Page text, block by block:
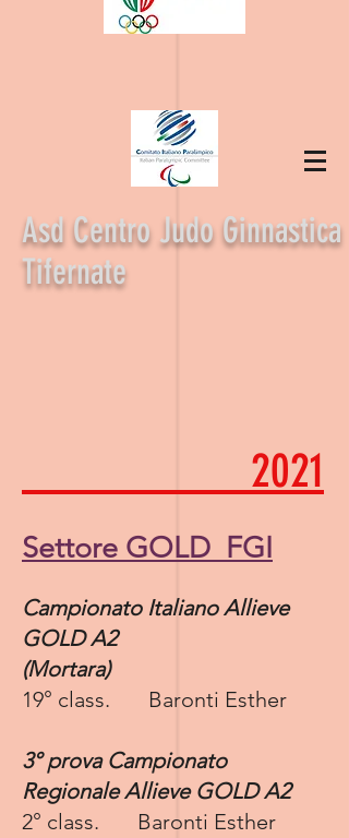
Asd Centro Judo Ginnastica
Tifernate
2021
Settore GOLD FGI
Campionato Italiano Allieve
GOLD A2​
(Mortara)
19° class. Baronti Esther
3° prova Campionato
Regionale Allieve GOLD A2​
2° class. Baronti Esther